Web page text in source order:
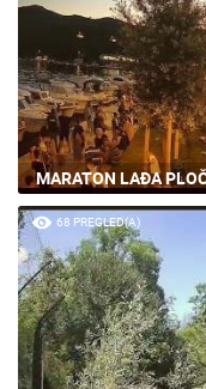
MARATON LAĐA
68 PREGLED(A)